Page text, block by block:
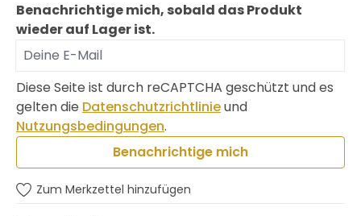
Benachrichtige mich, sobald das Produkt
wieder auf Lager ist.
Deine E-Mail
Diese Seite ist durch reCAPTCHA geschützt und es
gelten die Datenschutzrichtlinieund
Nutzungsbedingungen.
Benachrichtige mich
Zum Merkzettel hinzufügen